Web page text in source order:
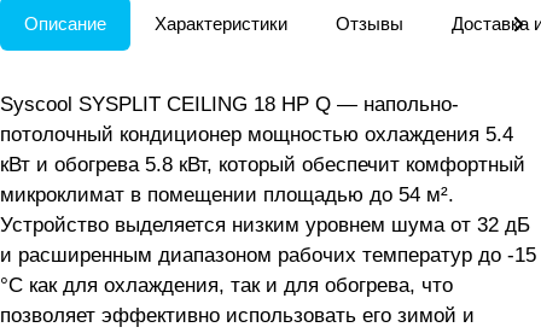
Описание Характеристики Отзывы Доставка
Syscool SYSPLIT CEILING 18 HP Q — напольно-
потолочный кондиционер мощностью охлаждения 5.4
кВт и обогрева 5.8 кВт, который обеспечит комфортный
микроклимат в помещении площадью до 54 м².
Устройство выделяется низким уровнем шума от 32 дБ
и расширенным диапазоном рабочих температур до -15
°C как для охлаждения, так и для обогрева, что
позволяет эффективно использовать его зимой и